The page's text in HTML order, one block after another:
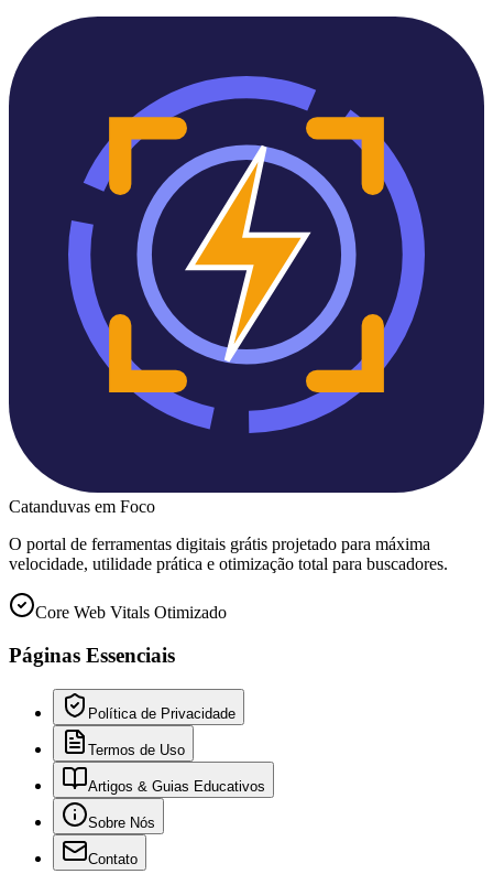
Catanduvas em Foco
O portal de ferramentas digitais grátis projetado para máxima
velocidade, utilidade prática e otimização total para buscadores.
Core Web Vitals Otimizado
Páginas Essenciais
Política de Privacidade
Termos de Uso
Artigos & Guias Educativos
Sobre Nós
Contato